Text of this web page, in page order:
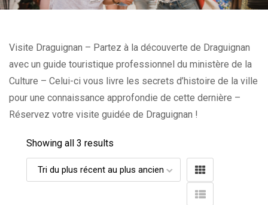
Visite Draguignan – Partez à la découverte de Draguignan
avec un guide touristique professionnel du ministère de la
Culture – Celui-ci vous livre les secrets d’histoire de la ville
pour une connaissance approfondie de cette dernière –
Réservez votre visite guidée de Draguignan !
Showing all 3 results